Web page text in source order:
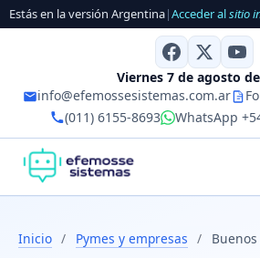
Estás en la versión Argentina|Acceder alsitio
Viernes 7 de agosto
info@efemossesistemas.com.ar
(011) 6155-8693
WhatsApp
Inicio / Pymes y empresas /